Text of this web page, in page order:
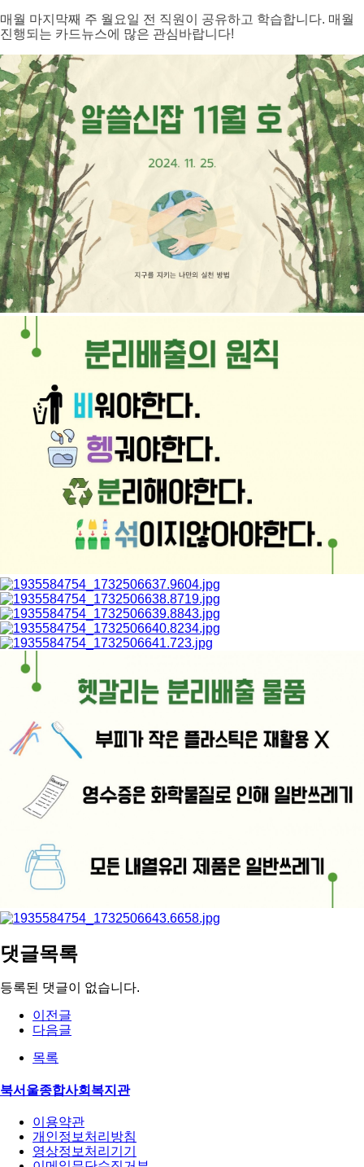
매월 마지막째 주 월요일 전 직원이 공유하고 학습합니다. 매월
진행되는 카드뉴스에 많은 관심바랍니다!
댓글목록
등록된 댓글이 없습니다.
이전글
다음글
목록
북서울종합사회복지관
이용약관
개인정보처리방침
영상정보처리기기